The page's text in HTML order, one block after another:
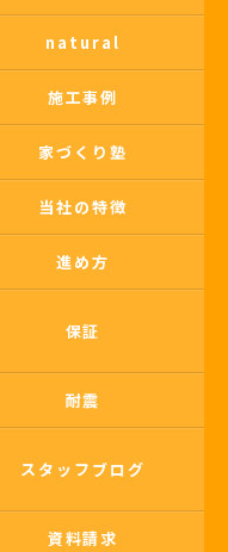
natural
施工事例
家づくり塾
当社の特徴
進め方
保証
耐震
スタッフブログ
資料請求